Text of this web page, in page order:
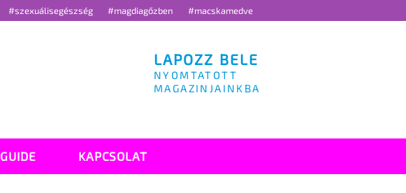
#szexuálisegészség #magdiagőzben #macskamedve
LAPOZZ BELE
NYOMTATOTT
MAGAZINJAINKBA
GUIDE KAPCSOLAT